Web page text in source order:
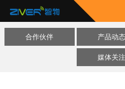
合作伙伴 产品动态
媒体关注